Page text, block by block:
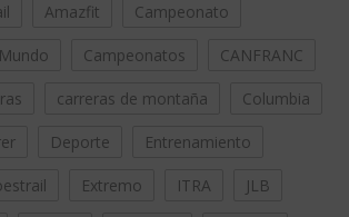
Amazfit Campeonato
Campeonatos CANFRANC
carreras de montaña Columbia
Deporte Entrenamiento
Extremo ITRA JLB